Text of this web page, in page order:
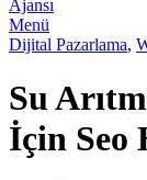
Menü
Dijital Pazarlama,
Su
İçin Seo